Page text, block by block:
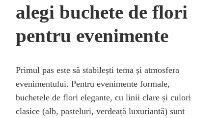
alegi buchete de flori
pentru evenimente
Primul pas este să stabilești tema și atmosfera
evenimentului. Pentru evenimente formale,
buchetele de flori elegante, cu linii clare și culori
clasice (alb, pasteluri, verdeață luxuriantă) sunt